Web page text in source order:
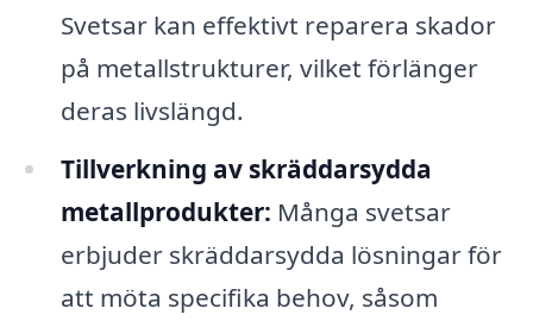
Svetsar kan effektivt reparera skador
på metallstrukturer, vilket förlänger
deras livslängd.
Tillverkning av skräddarsydda
metallprodukter: Många svetsar
erbjuder skräddarsydda lösningar för
att möta specifika behov, såsom